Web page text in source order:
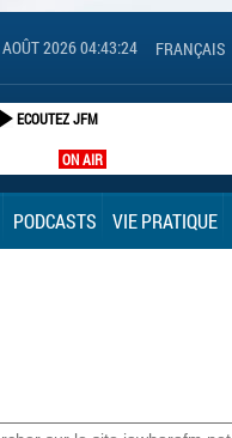
FRANÇAIS
2026 04:43:25
ON AIR
ECOUTEZ JFM
PODCASTS VIE PRATIQUE